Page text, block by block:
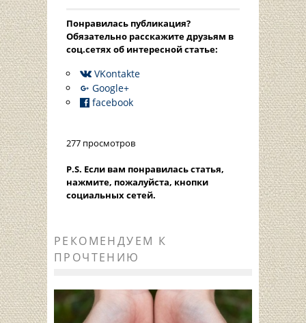
Понравилась публикация?
Oбязательно расскажите друзьям в
соц.сетях об интересной статье:
VKontakte
Google+
facebook
277 просмотров
P.S. Если вам понравилась статья,
нажмите, пожалуйста, кнопки
социальных сетей.
РЕКОМЕНДУЕМ К
ПРОЧТЕНИЮ